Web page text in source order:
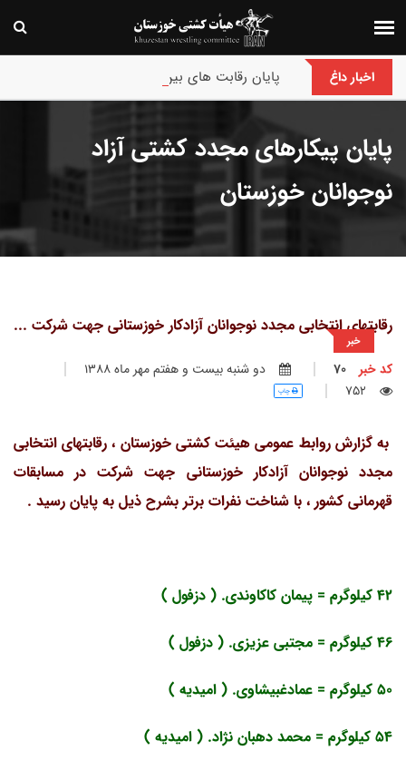
اخبار داغ پایان رقابت های بین‌المللی جام حسن گمیجی و
پایان پیکارهای مجدد کشتی آزاد
نوجوانان خوزستان
خبر
رقابتهای انتخابی مجدد نوجوانان آزادکار خوزستانی جهت شرکت ...
کد خبر
دو شنبه بيست و هفتم مهر ماه 1388
752
چاپ
به گزارش روابط عمومی هیئت کشتی خوزستان ، رقابتهای انتخابی
مجدد نوجوانان آزادکار خوزستانی جهت شرکت در مسابقات
قهرمانی کشور ، با شناخت نفرات برتر بشرح ذیل به پایان رسید .
42 کیلوگرم = پیمان کاکاوندی. ( دزفول )
46 کیلوگرم = مجتبی عزیزی. ( دزفول )
50 کیلوگرم = عمادغبیشاوی. ( امیدیه )
54 کیلوگرم = محمد دهبان نژاد. ( امیدیه )